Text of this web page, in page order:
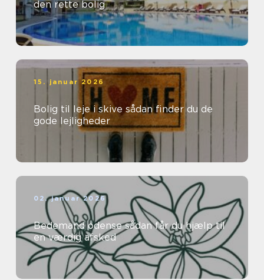
den rette bolig
15. januar 2026
Bolig til leje i skive sådan finder du de
gode lejligheder
02. januar 2026
Bedemand odense sådan får du hjælp til
en værdig afsked